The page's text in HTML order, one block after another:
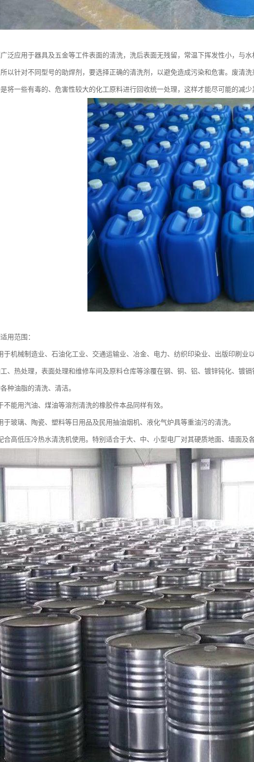
泛应用于器具及五金等工件表面的清洗，洗后表面无残留，常温下挥发性小，与
以针对不同型号的助焊剂，要选择正确的清洗剂，以避免造成污染和危害。废清
将一些有毒的、危害性较大的化工原料进行回收统一处理，这样才能尽可能的减少
用范围：
于机械制造业、石油化工业、交通运输业、冶金、电力、纺织印染业、出版印刷业
、热处理，表面处理和维修车间及原料仓库等涂覆在钢、铜、铝、镀锌钝化、镀
种油脂的清洗、清洁。
不能用汽油、煤油等溶剂清洗的橡胶件本品同样有效。
于玻璃、陶瓷、塑料等日用品及民用抽油烟机、液化气炉具等重油污的清洗。
合高低压冷热水清洗机使用。特别适合于大、中、小型电厂对其硬质地面、墙面及